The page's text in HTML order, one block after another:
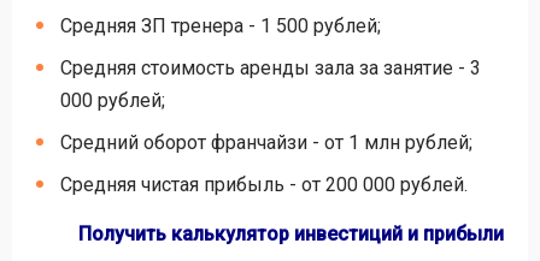
Средняя ЗП тренера - 1 500 рублей;
Средняя стоимость аренды зала за занятие - 3
000 рублей;
Средний оборот франчайзи - от 1 млн рублей;
Средняя чистая прибыль - от 200 000 рублей.
Получить калькулятор инвестиций и прибыли